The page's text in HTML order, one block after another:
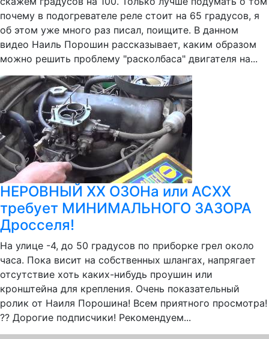
почему в подогревателе реле стоит на 65 градусов, я
об этом уже много раз писал, поищите. В данном
видео Наиль Порошин рассказывает, каким образом
можно решить проблему "расколбаса" двигателя на...
НЕРОВНЫЙ ХХ ОЗОНа или АСХХ
требует МИНИМАЛЬНОГО ЗАЗОРА
Дросселя!
На улице -4, до 50 градусов по приборке грел около
часа. Пока висит на собственных шлангах, напрягает
отсутствие хоть каких-нибудь проушин или
кронштейна для крепления. Очень показательный
ролик от Наиля Порошина! Всем приятного просмотра!
?? Дорогие подписчики! Рекомендуем...